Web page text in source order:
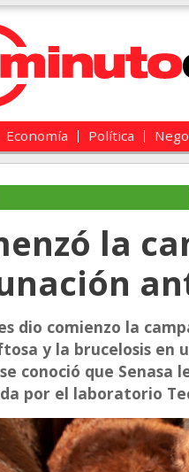
content
content
Economía Política
la
dio comienzo la
y la brucelosis en
conoció que
por el laboratorio